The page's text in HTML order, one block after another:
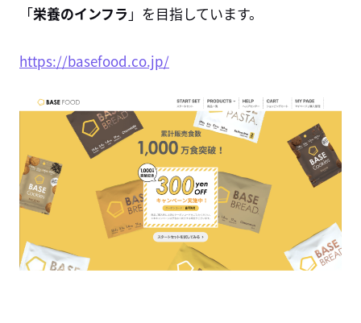
「栄養のインフラ 」を目指しています。
https://basefood.co.jp/